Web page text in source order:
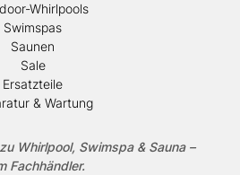
Whirlpools
Swimspas
Saunen
Sale
Ersatzteile
& Wartung
Whirlpool, Swimspa & Sauna –
Fachhändler.